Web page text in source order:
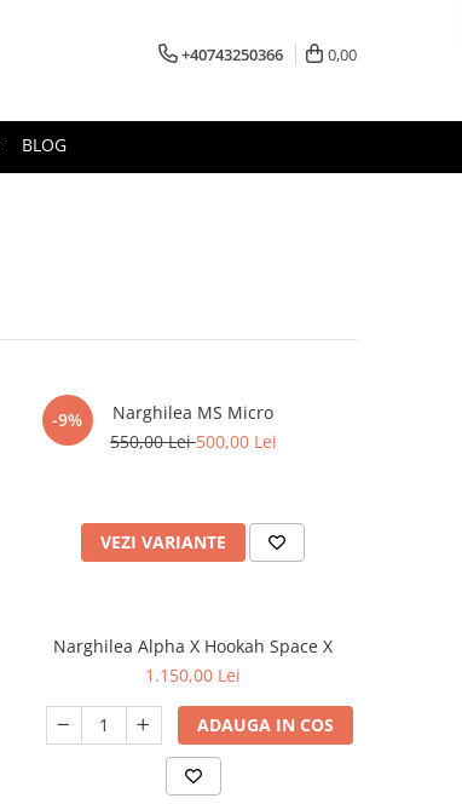
+40743250366 0,00
BLOG
-9%
Narghilea MS Micro
550,00 Lei500,00 Lei
VEZI VARIANTE
Narghilea Alpha X Hookah Space X
1.150,00 Lei
ADAUGA IN COS